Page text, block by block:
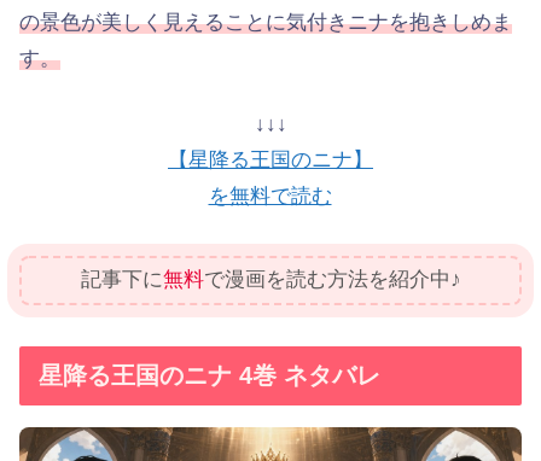
の景色が美しく見えることに気付きニナを抱きしめま
す。
↓↓↓
【星降る王国のニナ】
を無料で読む
記事下に無料で漫画を読む方法を紹介中♪
星降る王国のニナ 4巻 ネタバレ